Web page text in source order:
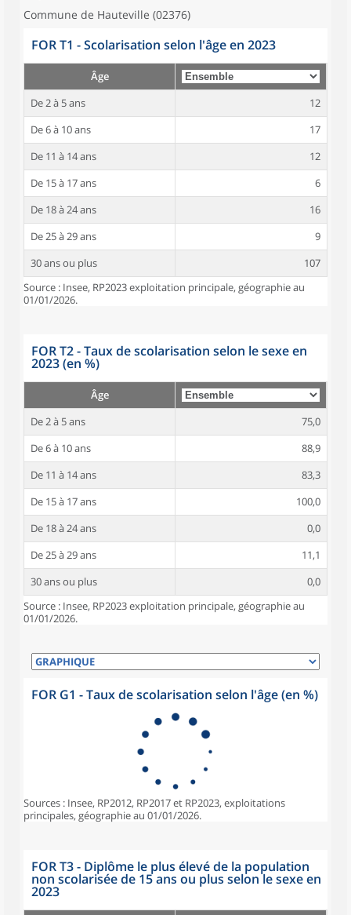
Commune de Hauteville (02376)
FOR T1 - Scolarisation selon l'âge en 2023
Âge
De 2 à 5 ans
12
De 6 à 10 ans
17
De 11 à 14 ans
12
De 15 à 17 ans
6
De 18 à 24 ans
16
De 25 à 29 ans
9
30 ans ou plus
107
Source : Insee, RP2023 exploitation principale, géographie au
01/01/2026.
FOR T2 - Taux de scolarisation selon le sexe en
2023 (en %)
Âge
De 2 à 5 ans
75,0
De 6 à 10 ans
88,9
De 11 à 14 ans
83,3
De 15 à 17 ans
100,0
De 18 à 24 ans
0,0
De 25 à 29 ans
11,1
30 ans ou plus
0,0
Source : Insee, RP2023 exploitation principale, géographie au
01/01/2026.
FOR G1 - Taux de scolarisation selon l'âge (en %)
Sources : Insee, RP2012, RP2017 et RP2023, exploitations
principales, géographie au 01/01/2026.
FOR T3 - Diplôme le plus élevé de la population
non scolarisée de 15 ans ou plus selon le sexe en
2023